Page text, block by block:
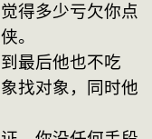
得多少亏欠你点
。
最后他也不吃
找对象，同时他